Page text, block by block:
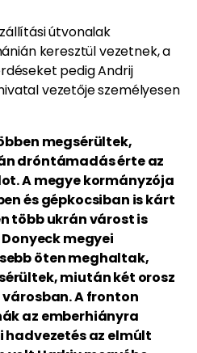
útvonalak
keresztül vezetnek, a
pedig Andrij
vezetője személyesen
megsérültek,
dróntámadás érte az
A megye kormányzója
és gépkocsiban is kárt
több ukrán várost is
megyei
öten meghaltak,
miután két orosz
A fronton
az emberhiányra
hadvezetés az elmúlt